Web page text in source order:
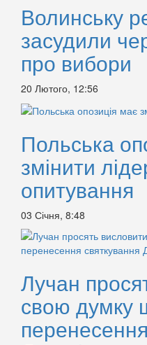
Волинську
засудили
про вибори
20 Лютого, 12:56
Польська
змінити
опитування
03 Січня, 8:48
Лучан
свою думку